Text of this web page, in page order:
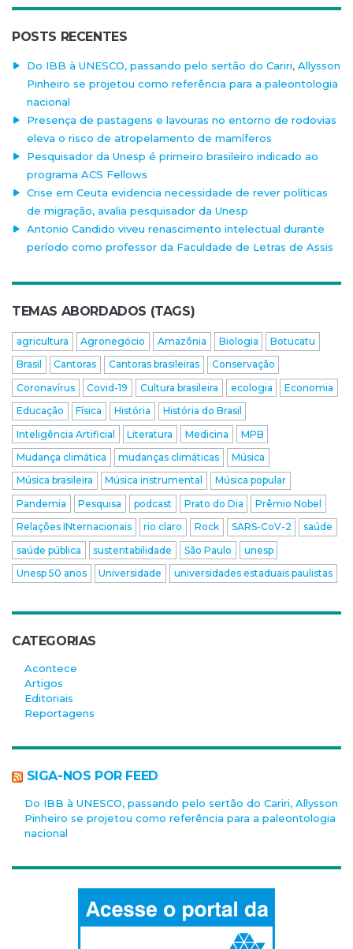
POSTS RECENTES
Do IBB à UNESCO, passando pelo sertão do Cariri, Allysson
Pinheiro se projetou como referência para a paleontologia
nacional
Presença de pastagens e lavouras no entorno de rodovias
eleva o risco de atropelamento de mamíferos
Pesquisador da Unesp é primeiro brasileiro indicado ao
programa ACS Fellows
Crise em Ceuta evidencia necessidade de rever políticas
de migração, avalia pesquisador da Unesp
Antonio Candido viveu renascimento intelectual durante
período como professor da Faculdade de Letras de Assis
TEMAS ABORDADOS (TAGS)
agricultura Agronegócio Amazônia Biologia
Botucatu
Brasil
Cantoras Cantoras brasileiras
Conservação
Coronavírus
Covid-19 Cultura brasileira ecologia
Economia
Educação
Física História
História do Brasil
Inteligência Artificial
Literatura Medicina
MPB
Mudança climática
mudanças climáticas
Música
Música brasileira
Música instrumental
Música popular
Pandemia
Pesquisa podcast Prato do Dia
Prêmio Nobel
Relações INternacionais
rio claro Rock SARS-CoV-2
saúde
saúde pública
sustentabilidade São Paulo
unesp
Unesp 50 anos
Universidade universidades estaduais paulistas
CATEGORIAS
Acontece
Artigos
Editoriais
Reportagens
SIGA-NOS POR FEED
Do IBB à UNESCO, passando pelo sertão do Cariri, Allysson
Pinheiro se projetou como referência para a paleontologia
nacional